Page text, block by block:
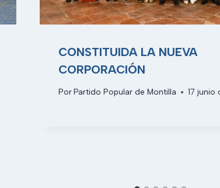
CONSTITUIDA LA NUEVA
CORPORACIÓN
Por Partido Popular de Montilla 17 junio